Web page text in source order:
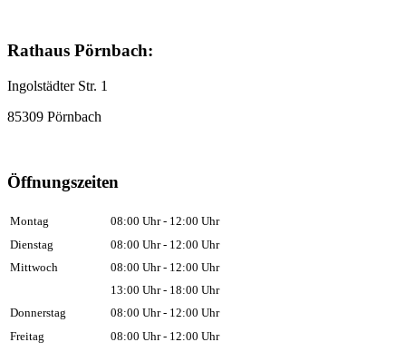
Rathaus Pörnbach:
Ingolstädter Str. 1
85309 Pörnbach
Öffnungszeiten
Montag
08:00 Uhr - 12:00 Uhr
Dienstag
08:00 Uhr - 12:00 Uhr
Mittwoch
08:00 Uhr - 12:00 Uhr
13:00 Uhr - 18:00 Uhr
Donnerstag
08:00 Uhr - 12:00 Uhr
Freitag
08:00 Uhr - 12:00 Uhr